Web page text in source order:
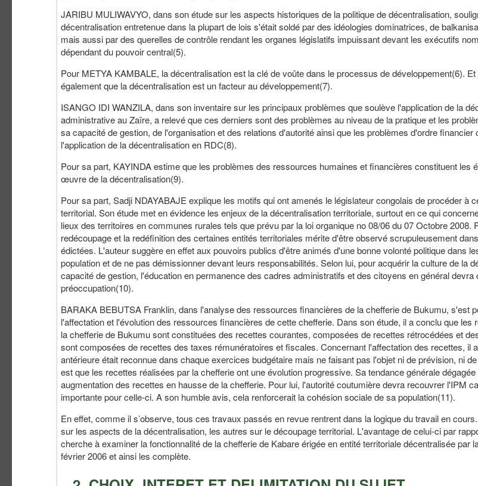
JARIBU MULIWAVYO, dans son étude sur les aspects historiques de la politique de décentralisation,
décentralisation entretenue dans la plupart de lois s'était soldé par des idéologies dominatrices, de
mais aussi par des querelles de contrôle rendant les organes législatifs impuissant devant les exécutifs
dépendant du pouvoir central(5).
Pour METYA KAMBALE, la décentralisation est la clé de voûte dans le processus de développement(6).
également que la décentralisation est un facteur au développement(7).
ISANGO IDI WANZILA, dans son inventaire sur les principaux problèmes que soulève l'application de la
administrative au Zaïre, a relevé que ces derniers sont des problèmes au niveau de la pratique et les
sa capacité de gestion, de l'organisation et des relations d'autorité ainsi que les problèmes d'ordre
l'application de la décentralisation en RDC(8).
Pour sa part, KAYINDA estime que les problèmes des ressources humaines et financières constituent les
œuvre de la décentralisation(9).
Pour sa part, Sadji NDAYABAJE explique les motifs qui ont amenés le législateur congolais de procéder à
territorial. Son étude met en évidence les enjeux de la décentralisation territoriale, surtout en ce qui
lieux des territoires en communes rurales tels que prévu par la loi organique no 08/06 du 07 Octobre 2008.
redécoupage et la redéfinition des certaines entités territoriales mérite d'être observé scrupuleusement
édictées. L'auteur suggère en effet aux pouvoirs publics d'être animés d'une bonne volonté politique dans
population et de ne pas démissionner devant leurs responsabilités. Selon lui, pour acquérir la culture de la
capacité de gestion, l'éducation en permanence des cadres administratifs et des citoyens en général devra
préoccupation(10).
BARAKA BEBUTSA Franklin, dans l'analyse des ressources financières de la chefferie de Bukumu, s'est
l'affectation et l'évolution des ressources financières de cette chefferie. Dans son étude, il a conclu que les
la chefferie de Bukumu sont constituées des recettes courantes, composées de recettes rétrocédées et
sont composées de recettes des taxes rémunératoires et fiscales. Concernant l'affectation des recettes, il
antérieure était reconnue dans chaque exercices budgétaire mais ne faisant pas l'objet ni de prévision, ni
est que les recettes réalisées par la chefferie ont une évolution progressive. Sa tendance générale
augmentation des recettes en hausse de la chefferie. Pour lui, l'autorité coutumière devra recouvrer l'IPM
importante pour celle-ci. A son humble avis, cela renforcerait la cohésion sociale de sa population(11).
En effet, comme il s’observe, tous ces travaux passés en revue rentrent dans la logique du travail en
sur les aspects de la décentralisation, les autres sur le découpage territorial. L'avantage de celui-ci par
cherche à examiner la fonctionnalité de la chefferie de Kabare érigée en entité territoriale décentralisée par
février 2006 et ainsi les complète.